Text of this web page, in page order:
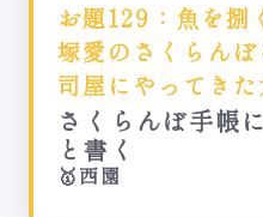
お題129：魚を捌
塚愛のさくらん
司屋にやってき
さくらんぼ手帳
と書く
🥇西園